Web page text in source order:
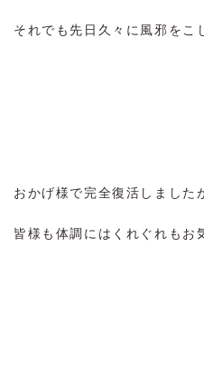
それでも先日久々に風邪を
おかげ様で完全復活しました
皆様も体調にはくれぐれもお